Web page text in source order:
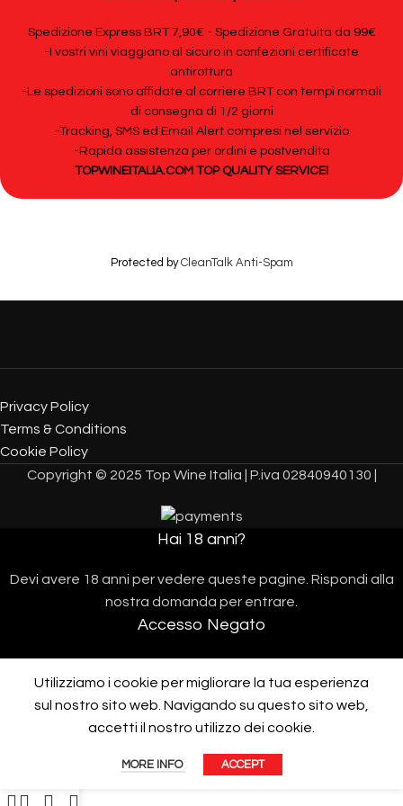
Spedizione Express BRT 7,90€ - Spedizione Gratuita da 99€
-I vostri vini viaggiano al sicuro in confezioni certificate
antirottura
-Le spedizioni sono affidate al corriere BRT con tempi normali
di consegna di 1/2 giorni
-Tracking, SMS ed Email Alert compresi nel servizio
-Rapida assistenza per ordini e postvendita
TOPWINEITALIA.COM TOP QUALITY SERVICE!
Protected byCleanTalk Anti-Spam
Privacy Policy
Terms & Conditions
Cookie Policy
Copyright © 2025 Top Wine Italia | P.iva 02840940130 |
Utilizziamo i cookie per migliorare la tua esperienza
sul nostro sito web. Navigando su questo sito web,
accetti il ​​nostro utilizzo dei cookie.
MORE INFO ACCEPT
Hai 18 anni?
Devi avere 18 anni per vedere queste pagine. Rispondi alla
nostra domanda per entrare.
Accesso Negato
I AM 18 OR OLDER I AM UNDER 18
Assistenza telefonica 10:00/17:00 al+390312287287